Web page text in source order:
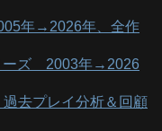
年→2026年、全作
ーズ 2003年→2026
過去プレイ分析＆回顧